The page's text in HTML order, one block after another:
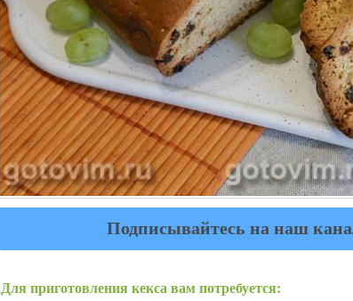
Подписывайтесь на наш
Для приготовления кекса вам потребуется: